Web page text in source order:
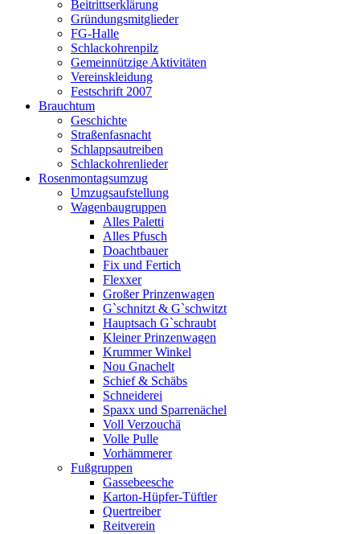
Beitrittserklärung
Gründungsmitglieder
FG-Halle
Schlackohrenpilz
Gemeinnützige Aktivitäten
Vereinskleidung
Festschrift 2007
Brauchtum
Geschichte
Straßenfasnacht
Schlappsautreiben
Schlackohrenlieder
Rosenmontagsumzug
Umzugsaufstellung
Wagenbaugruppen
Alles Paletti
Alles Pfusch
Doachtbauer
Fix und Fertich
Flexxer
Großer Prinzenwagen
Gˋschnitzt & Gˋschwitzt
Hauptsach G`schraubt
Kleiner Prinzenwagen
Krummer Winkel
Nou Gnachelt
Schief & Schäbs
Schneiderei
Spaxx und Sparrenächel
Voll Verzouchä
Volle Pulle
Vorhämmerer
Fußgruppen
Gassebeesche
Karton-Hüpfer-Tüftler
Quertreiber
Reitverein